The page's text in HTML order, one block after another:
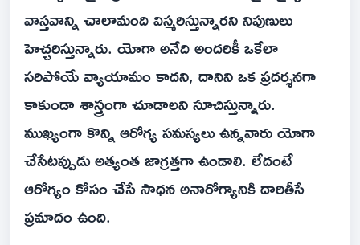
వాస్తవాన్ని చాలామంది విస్మరిస్తున్నారని నిపుణులు
హెచ్చరిస్తున్నారు. యోగా అనేది అందరికీ ఒకేలా
సరిపోయే వ్యాయామం కాదని, దానిని ఒక ప్రదర్శనగా
కాకుండా శాస్త్రంగా చూడాలని సూచిస్తున్నారు.
ముఖ్యంగా కొన్ని ఆరోగ్య సమస్యలు ఉన్నవారు యోగా
చేసేటప్పుడు అత్యంత జాగ్రత్తగా ఉండాలి. లేదంటే
ఆరోగ్యం కోసం చేసే సాధన అనారోగ్యానికి దారితీసే
ప్రమాదం ఉంది.